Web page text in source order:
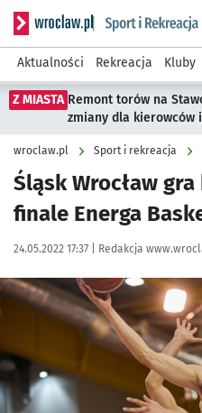
Serwis informacyjny
Aktualności Rekreacja Kluby
Z MIASTA Remont torów na
zmiany dla kierowców
wroclaw.pl Sport i rekreacja
Śląsk Wrocław
finale Energa
Data publikacji:
24.05.2022 17:37 | Autor:
Redakcja
Kliknij, aby powiększyć